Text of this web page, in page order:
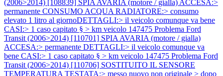
(2006>2014) [108839] SPIA AVARIA (motore / gialla) ACCESA:>
permanente CONSUMO ACQUA RADIATORE:> consumo
elevato 1 litro al giornoDETTAGLI:> il veicolo comunque va bene
CASI:> 1 caso capitato § > km veicolo 147475 Problema Ford
Transit (2006>2014) [110701] SPIA AVARIA (motore / gialla)
ACCESA:> permanente DETTAGLI:> il veicolo comunque va
bene CASI:> 1 caso capitato § > km veicolo 147475 Problema Ford
Transit (2006>2014) [110706] SOSTITUITO IL SENSORE
TEMPERATURA TESTATA:> messo nuovo non originale > dopo